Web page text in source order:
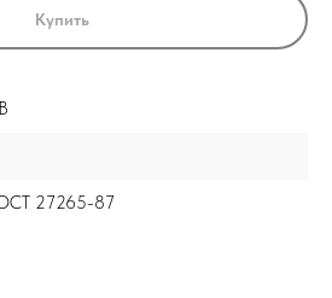
Купить
27265-87